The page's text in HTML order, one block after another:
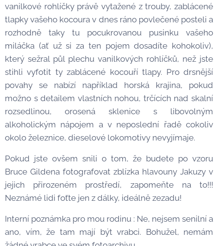
vanilkové rohlíčky právě vytažené z trouby, zablácené
tlapky vašeho kocoura v dnes ráno povlečené posteli a
rozhodně taky tu pocukrovanou pusinku vašeho
miláčka (ať už si za ten pojem dosadíte kohokoliv),
který sežral půl plechu vanilkových rohlíčků, než jste
stihli vyfotit ty zablácené kocouří tlapy. Pro drsnější
povahy se nabízí například horská krajina, pokud
možno s detailem vlastních nohou, trčících nad skalní
rozsedlinou, orosená sklenice s libovolným
alkoholickým nápojem a v neposlední řadě cokoliv
okolo železnice, dieselové lokomotivy nevyjímaje.
Pokud jste ovšem snili o tom, že budete po vzoru
Bruce Gildena fotografovat zblízka hlavouny Jakuzy v
jejich přirozeném prostředí, zapomeňte na to!!!
Neznámé lidi foťte jen z dálky, ideálně zezadu!
Interní poznámka pro mou rodinu : Ne, nejsem senilní a
ano, vím, že tam mají být vrabci. Bohužel, nemám